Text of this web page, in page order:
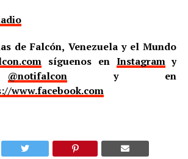
de Falcón, Venezuela y el Mundo
síguenos en Instagramy
@notifalcony en
www.facebook.com